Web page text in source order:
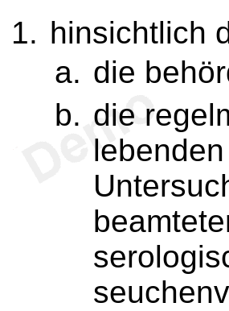
hinsichtlich
die
die